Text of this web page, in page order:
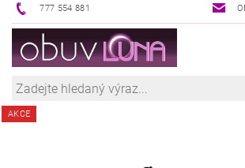
777 554 881
AKCE